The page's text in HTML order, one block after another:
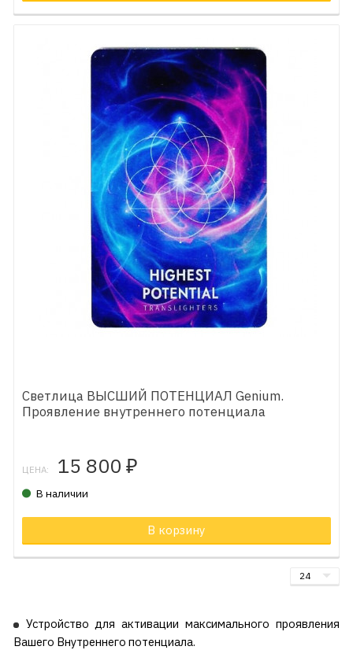
Светлица ВЫСШИЙ ПОТЕНЦИАЛ Genium.
Проявление внутреннего потенциала
ЦЕНА: 15 800 ₽
В наличии
В корзину
Устройство для активации максимального проявления
Вашего Внутреннего потенциала.